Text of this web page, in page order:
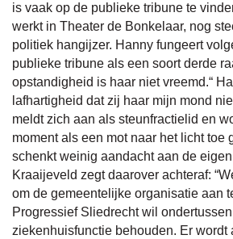
is vaak op de publieke tribune te
werkt in Theater de Bonkelaar, nog
politiek hangijzer. Hanny fungeert
publieke tribune als een soort derde
opstandigheid is haar niet vreemd.“
lafhartigheid dat zij haar mijn mond
meldt zich aan als steunfractielid en
moment als een mot naar het licht toe
schenkt weinig aandacht aan de
Kraaijeveld zegt daarover achteraf:
om de gemeentelijke organisatie aan
Progressief Sliedrecht wil
ziekenhuisfunctie behouden. Er wordt